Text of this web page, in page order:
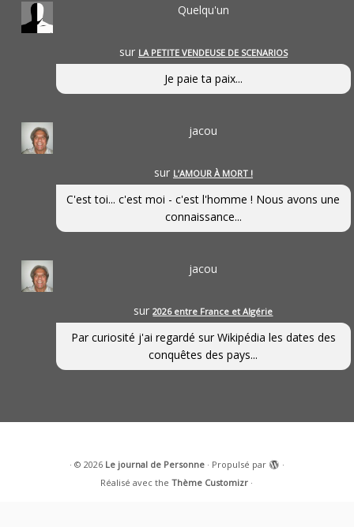
Quelqu'un
sur LA PETITE VENDEUSE DE SCENARIOS
Je paie ta paix...
jacou
sur L’AMOUR À MORT !
C'est toi... c'est moi - c'est l'homme ! Nous avons une
connaissance...
jacou
sur2026 entre France et Algérie
Par curiosité j'ai regardé sur Wikipédia les dates des
conquêtes des pays...
· © 2026 Le journal de Personne· Propulsé par
·
Réalisé avec theThème Customizr ·